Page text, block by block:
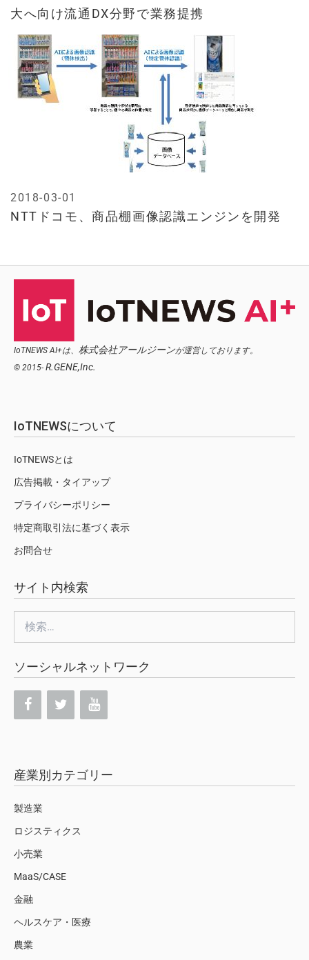
大へ向け流通DX分野で業務提携
NTTドコモ、商品棚画像認識エンジンを開発
2018-03-01
IoTNEWS AI+は、 株式会社アールジーンが運営しております。
© 2015- R.GENE,Inc.
IoTNEWSについて
IoTNEWSとは
広告掲載・タイアップ
プライバシーポリシー
特定商取引法に基づく表示
お問合せ
サイト内検索
索:
ソーシャルネットワーク
産業別カテゴリー
製造業
ロジスティクス
小売業
MaaS/CASE
金融
ヘルスケア・医療
農業